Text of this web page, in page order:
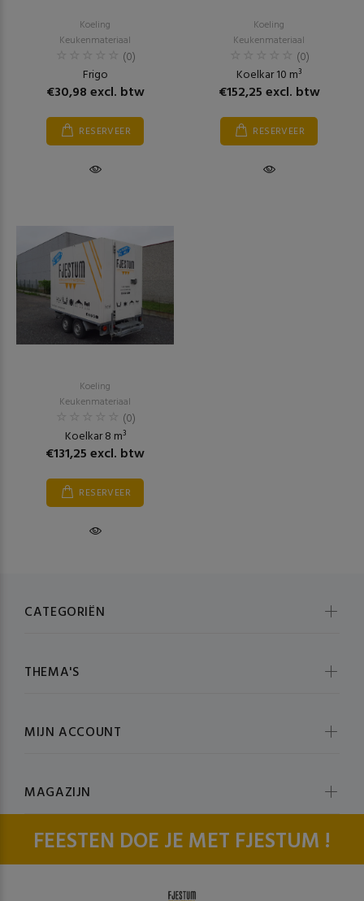
Koeling
Keukenmateriaal
(0)
Frigo
€30,98 excl. btw
RESERVEER
Koeling
Keukenmateriaal
(0)
Koelkar 10 m³
€152,25 excl. btw
RESERVEER
Koeling
Keukenmateriaal
(0)
Koelkar 8 m³
€131,25 excl. btw
RESERVEER
FEESTEN DOE JE MET FJESTUM !
CATEGORIËN
THEMA'S
MIJN ACCOUNT
MAGAZIJN